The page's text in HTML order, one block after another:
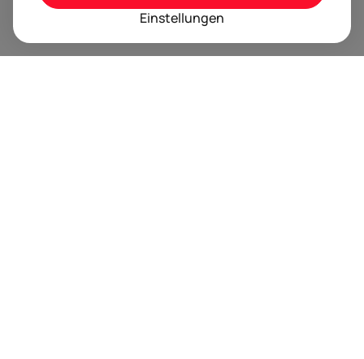
Einstellungen